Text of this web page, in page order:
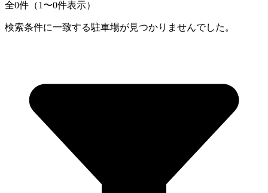
全0件（1〜0件表示）
検索条件に一致する駐車場が見つかりませんでした。